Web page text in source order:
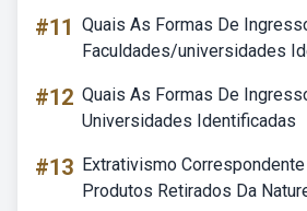
#11 Quais As Formas De
Faculdades/universidades
#12 Quais As Formas De
Universidades Identificadas
#13 Extrativismo
Produtos Retirados Da